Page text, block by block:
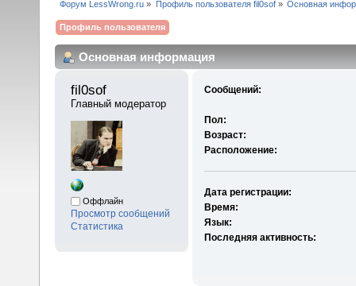
Форум LessWrong.ru » Профиль пользователя fil0sof» Основная
Профиль пользователя
Основная информация
fil0sof
Главный модератор
Оффлайн
Просмотр сообщений
Статистика
Сообщений:
Пол:
Возраст:
Расположение:
Дата регистрации:
Время:
Язык:
Последняя активность: